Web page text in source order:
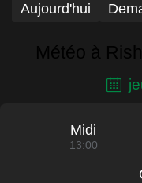
Aujourd'hui
Météo à
Midi
13:00